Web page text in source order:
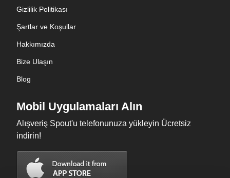
Gizlilik Politikası
Şartlar ve Koşullar
Hakkımızda
Bize Ulaşın
Blog
Mobil Uygulamaları Alın
Alışveriş Spout'u telefonunuza yükleyin Ücretsiz
indirin!